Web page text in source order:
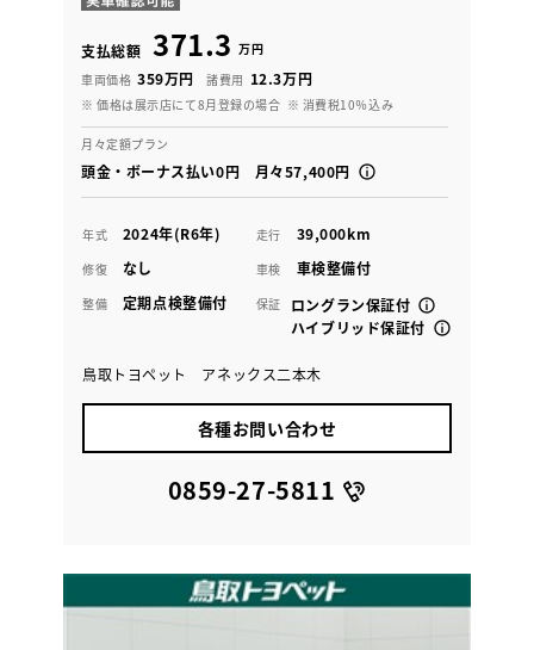
支払総額 371.3 万円
車両価格 359万円 諸費用 12.3万円
※ 価格は展示店にて8月登録の場合 ※ 消費税10％込み
月々定額プラン
頭金・ボーナス払い0円 月々57,400円
年式 2024年(R6年) 走行 39,000km
修復 なし 車検 車検整備付
整備 定期点検整備付 保証
ロングラン保証付
ハイブリッド保証付
鳥取トヨペット アネックス二本木
各種お問い合わせ
0859-27-5811